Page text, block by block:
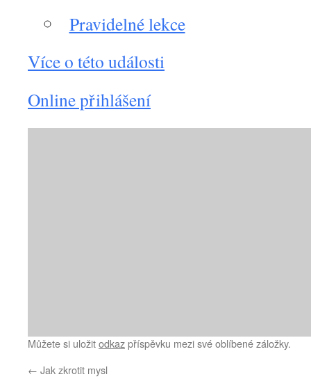
Pravidelné lekce
Více o této události
Online přihlášení
Můžete si uložitodkazpříspěvku mezi své oblíbené záložky.
← Jak zkrotit mysl